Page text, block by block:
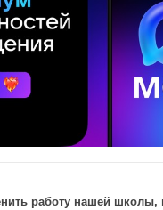
работу нашей школы,